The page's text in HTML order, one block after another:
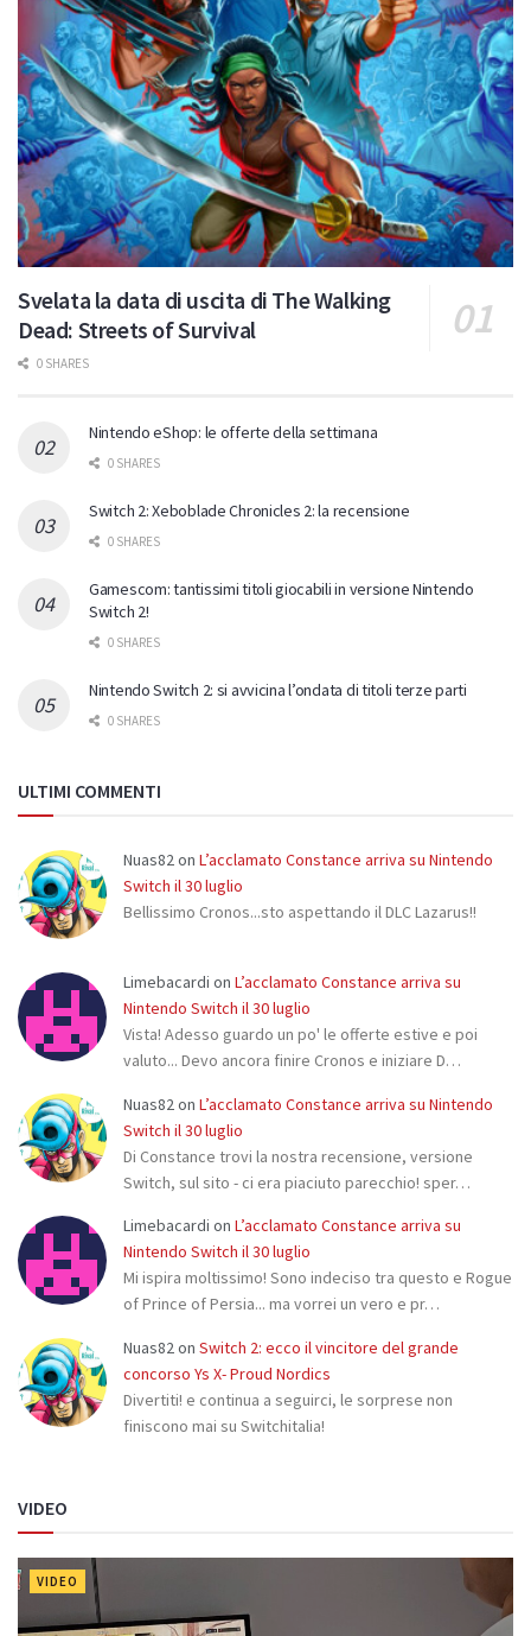
Svelata la data di uscita di The Walking
Dead: Streets of Survival
0 SHARES
Nintendo eShop: le offerte della settimana
0 SHARES
Switch 2: Xeboblade Chronicles 2: la recensione
0 SHARES
Gamescom: tantissimi titoli giocabili in versione Nintendo
Switch 2!
0 SHARES
Nintendo Switch 2: si avvicina l’ondata di titoli terze parti
0 SHARES
ULTIMI COMMENTI
Nuas82on L’acclamato Constance arriva su Nintendo
Switch il 30 luglio
Bellissimo Cronos...sto aspettando il DLC Lazarus!!
Limebacardi on L’acclamato Constance arriva su
Nintendo Switch il 30 luglio
Vista! Adesso guardo un po' le offerte estive e poi
valuto... Devo ancora finire Cronos e iniziare D…
Nuas82 on L’acclamato Constance arriva su Nintendo
Switch il 30 luglio
Di Constance trovi la nostra recensione, versione
Switch, sul sito - ci era piaciuto parecchio! sper…
Limebacardi on L’acclamato Constance arriva su
Nintendo Switch il 30 luglio
Mi ispira moltissimo! Sono indeciso tra questo e Rogue
of Prince of Persia... ma vorrei un vero e pr…
Nuas82on Switch 2: ecco il vincitore del grande
concorso Ys X- Proud Nordics
Divertiti! e continua a seguirci, le sorprese non
finiscono mai su Switchitalia!
VIDEO
VIDEO